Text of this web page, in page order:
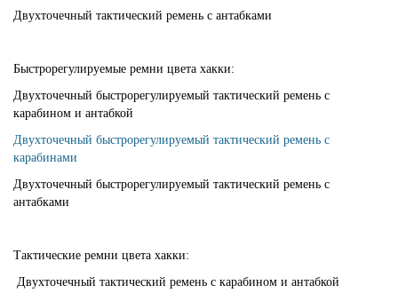
Двухточечный тактический ремень с антабками
Быстрорегулируемые ремни цвета хакки:
Двухточечный быстрорегулируемый тактический ремень с
карабином и антабкой
Двухточечный быстрорегулируемый тактический ремень с
карабинами
Двухточечный быстрорегулируемый тактический ремень с
антабками
Тактические ремни цвета хакки:
Двухточечный тактический ремень с карабином и антабкой